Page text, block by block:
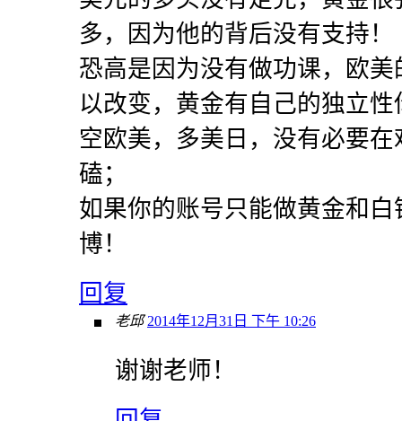
多，因为他的背后没有支持！
恐高是因为没有做功课，欧
以改变，黄金有自己的独立
空欧美，多美日，没有必要
磕；
如果你的账号只能做黄金和
博！
回复
老邱 2014年12月31日 下午 10:26
谢谢老师！